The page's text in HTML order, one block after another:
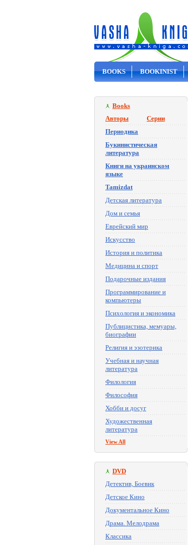
BOOKS BOOKINIST
Books
Авторы
Серии
Периодика
Букинистическая
литература
Книги на украинском
языке
Tamizdat
Детская литература
Дом и семья
Еврейский мир
Искусство
История и политика
Медицина и спорт
Подарочные издания
Программирование и
компьютеры
Психология и экономика
Публицистика, мемуары,
биографии
Религия и эзотерика
Учебная и научная
литература
Филология
Философия
Хобби и досуг
Художественная
литература
View All
DVD
Детектив, Боевик
Детское Кино
Документальное Кино
Драма. Мелодрама
Классика